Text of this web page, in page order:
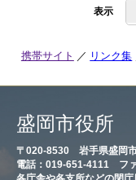
表示
携帯サイト リンク集
盛岡市役所
〒020-8530 岩手県盛岡
電話：019-651-4111 フ